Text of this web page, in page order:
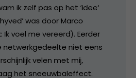
ik zelf pas op het ‘idee’
was door Marco
Ik voel me vereerd). Eerder
netwerkgedeelte niet eens
velen met mij,
het sneeuwbaleffect.